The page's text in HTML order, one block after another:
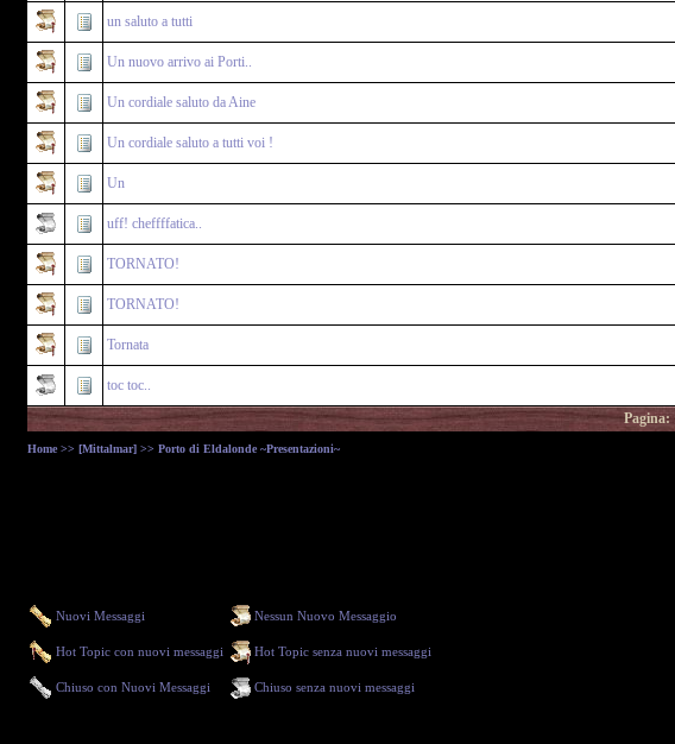
un saluto a tutti
Un nuovo arrivo ai Porti..
Un cordiale saluto da Aine
Un cordiale saluto a tutti voi !
Un
uff! cheffffatica..
TORNATO!
TORNATO!
Tornata
toc toc..
Pagina:
Home>> [Mittalmar]>> Porto di Eldalonde ~Presentazioni~
Nuovi Messaggi Nessun Nuovo Messaggio
Hot Topic con nuovi messaggi Hot Topic senza nuovi messaggi
Chiuso con Nuovi Messaggi Chiuso senza nuovi messaggi